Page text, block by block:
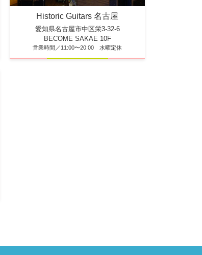
Historic Guitars 名古屋
愛知県名古屋市中区栄3-32-6
BECOME SAKAE 10F
営業時間／11:00〜20:00 水曜定休